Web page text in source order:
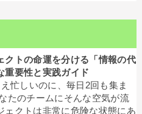
クトの命運を分ける「情報の代
要性と実践ガイド
忙しいのに、毎日2回も集ま
たのチームにそんな空気が流
ェクトは非常に危険な状態にあ